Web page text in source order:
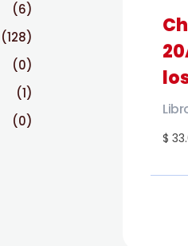
$
(6)
(128)
(0)
(1)
(0)